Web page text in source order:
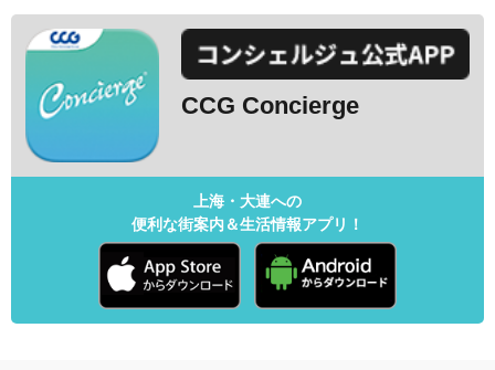
CCG Concierge
上海・大連への
便利な街案内＆生活情報アプリ！